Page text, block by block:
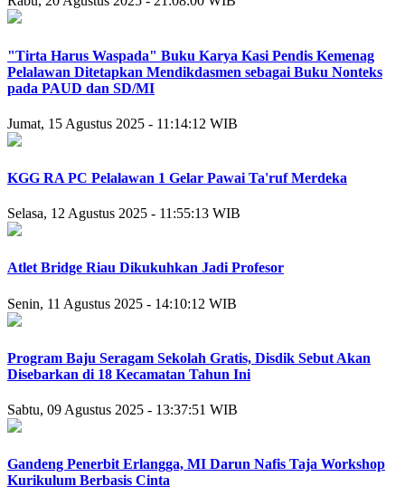
"Tirta Harus Waspada" Buku Karya Kasi Pendis Kemenag
Pelalawan Ditetapkan Mendikdasmen sebagai Buku Nonteks
pada PAUD dan SD/MI
Jumat, 15 Agustus 2025 - 11:14:12 WIB
KGG RA PC Pelalawan 1 Gelar Pawai Ta'ruf Merdeka
Selasa, 12 Agustus 2025 - 11:55:13 WIB
Atlet Bridge Riau Dikukuhkan Jadi Profesor
Senin, 11 Agustus 2025 - 14:10:12 WIB
Program Baju Seragam Sekolah Gratis, Disdik Sebut Akan
Disebarkan di 18 Kecamatan Tahun Ini
Sabtu, 09 Agustus 2025 - 13:37:51 WIB
Gandeng Penerbit Erlangga, MI Darun Nafis Taja Workshop
Kurikulum Berbasis Cinta